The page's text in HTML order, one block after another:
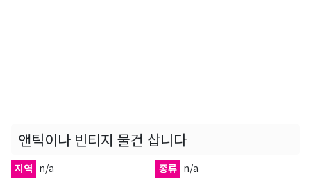
앤틱이나 빈티지 물건 삽니다
지역 n/a 종류 n/a